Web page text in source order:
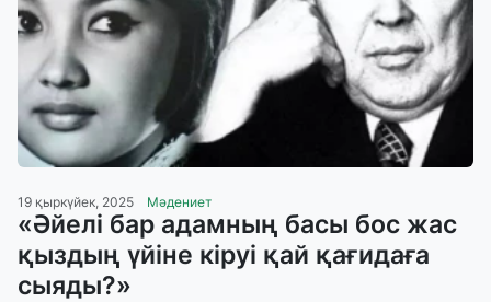
19 қыркүйек, 2025 Мәдениет
«Әйелi бар адамның басы бос жас
қыздың үйiне кiруi қай қағидаға
сыяды?»